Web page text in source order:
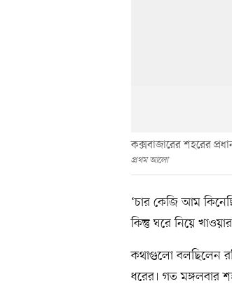
কক্সবাজারের শহরের
প্রথম আলো
‘চার কেজি আম
কিন্তু ঘরে নিয়ে
কথাগুলো বলছিলেন
ধরের। গত মঙ্গলবার